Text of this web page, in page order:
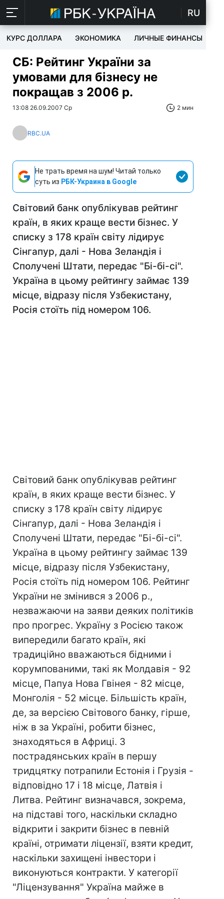
RU
КУРС ДОЛЛАРА ЭКОНОМИКА ЛИЧНЫЕ ФИНАНСЫ
СБ: Рейтинг України за
умовами для бізнесу не
покращав з 2006 р.
13:08 26.09.2007 Ср 2 мин
RBC.UA
Не трать время на шум! Читай только
суть из РБК-Украина в Google
Світовий банк опублікував рейтинг
країн, в яких краще вести бізнес. У
списку з 178 країн світу лідирує
Сінгапур, далі - Нова Зеландія і
Сполучені Штати, передає "Бі-бі-сі".
Україна в цьому рейтингу займає 139
місце, відразу після Узбекистану,
Росія стоїть під номером 106.
Світовий банк опублікував рейтинг
країн, в яких краще вести бізнес. У
списку з 178 країн світу лідирує
Сінгапур, далі - Нова Зеландія і
Сполучені Штати, передає "Бі-бі-сі".
Україна в цьому рейтингу займає 139
місце, відразу після Узбекистану,
Росія стоїть під номером 106. Рейтинг
України не змінився з 2006 р.,
незважаючи на заяви деяких політиків
про прогрес. Україну з Росією також
випередили багато країн, які
традиційно вважаються бідними і
корумпованими, такі як Молдавія - 92
місце, Папуа Нова Гвінея - 82 місце,
Монголія - 52 місце. Більшість країн,
де, за версією Світового банку, гірше,
ніж в за Україні, робити бізнес,
знаходяться в Африці. З
пострадянських країн в першу
тридцятку потрапили Естонія і Грузія -
відповідно 17 і 18 місце, Латвія і
Литва. Рейтинг визначався, зокрема,
на підставі того, наскільки складно
відкрити і закрити бізнес в певній
країні, отримати ліцензії, взяти кредит,
наскільки захищені інвестори і
виконуються контракти. У категорії
"Ліцензування" Україна майже в